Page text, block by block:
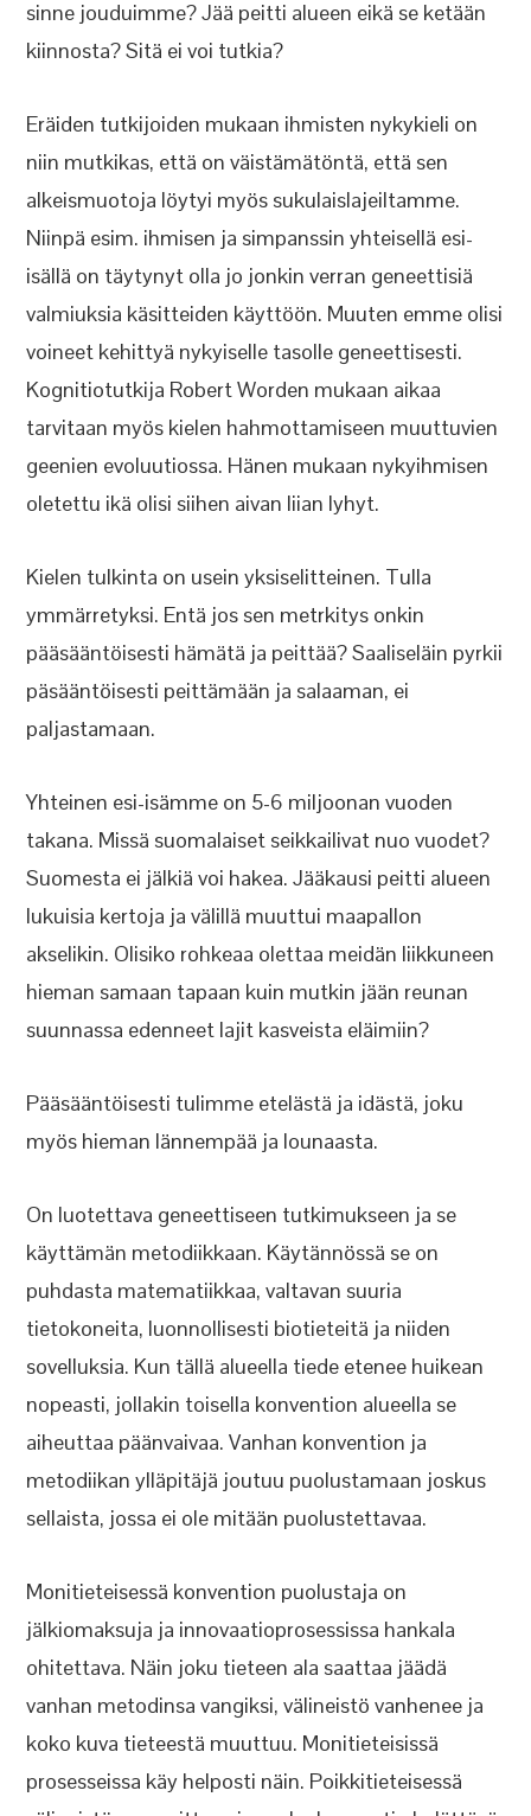
sinne jouduimme? Jää peitti alueen eikä se ketään
kiinnosta? Sitä ei voi tutkia?
Eräiden tutkijoiden mukaan ihmisten nykykieli on
niin mutkikas, että on väistämätöntä, että sen
alkeismuotoja löytyi myös sukulaislajeiltamme.
Niinpä esim. ihmisen ja simpanssin yhteisellä esi-
isällä on täytynyt olla jo jonkin verran geneettisiä
valmiuksia käsitteiden käyttöön. Muuten emme olisi
voineet kehittyä nykyiselle tasolle geneettisesti.
Kognitiotutkija Robert Worden mukaan aikaa
tarvitaan myös kielen hahmottamiseen muuttuvien
geenien evoluutiossa. Hänen mukaan nykyihmisen
oletettu ikä olisi siihen aivan liian lyhyt.
Kielen tulkinta on usein yksiselitteinen. Tulla
ymmärretyksi. Entä jos sen metrkitys onkin
pääsääntöisesti hämätä ja peittää? Saaliseläin pyrkii
päsääntöisesti peittämään ja salaaman, ei
paljastamaan.
Yhteinen esi-isämme on 5-6 miljoonan vuoden
takana. Missä suomalaiset seikkailivat nuo vuodet?
Suomesta ei jälkiä voi hakea. Jääkausi peitti alueen
lukuisia kertoja ja välillä muuttui maapallon
akselikin. Olisiko rohkeaa olettaa meidän liikkuneen
hieman samaan tapaan kuin mutkin jään reunan
suunnassa edenneet lajit kasveista eläimiin?
Pääsääntöisesti tulimme etelästä ja idästä, joku
myös hieman lännempää ja lounaasta.
On luotettava geneettiseen tutkimukseen ja se
käyttämän metodiikkaan. Käytännössä se on
puhdasta matematiikkaa, valtavan suuria
tietokoneita, luonnollisesti biotieteitä ja niiden
sovelluksia. Kun tällä alueella tiede etenee huikean
nopeasti, jollakin toisella konvention alueella se
aiheuttaa päänvaivaa. Vanhan konvention ja
metodiikan ylläpitäjä joutuu puolustamaan joskus
sellaista, jossa ei ole mitään puolustettavaa.
Monitieteisessä konvention puolustaja on
jälkiomaksuja ja innovaatioprosessissa hankala
ohitettava. Näin joku tieteen ala saattaa jäädä
vanhan metodinsa vangiksi, välineistö vanhenee ja
koko kuva tieteestä muuttuu. Monitieteisissä
prosesseissa käy helposti näin. Poikkitieteisessä